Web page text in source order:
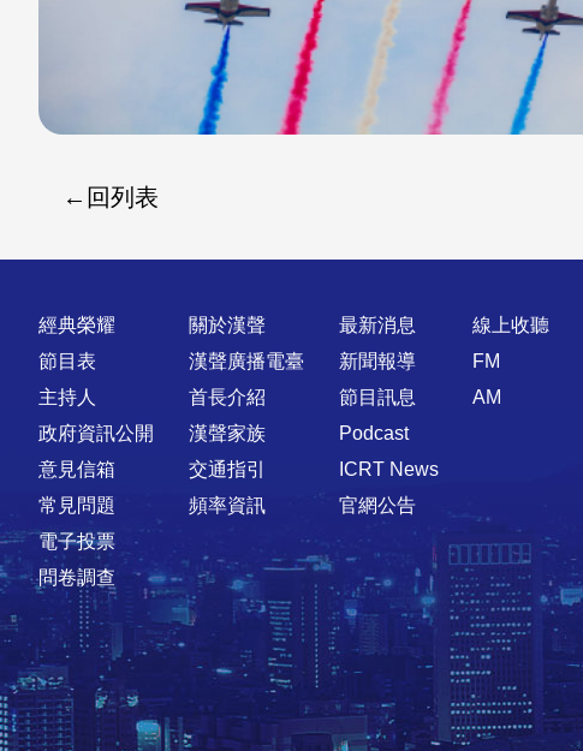
回列表
快速連結
經典榮耀
節目表
主持人
政府資訊公開
意見信箱
常見問題
電子投票
問卷調查
關於漢聲
漢聲廣播電臺
首長介紹
漢聲家族
交通指引
頻率資訊
最新消息
新聞報導
節目訊息
Podcast
ICRT News
官網公告
線上收聽
FM
AM